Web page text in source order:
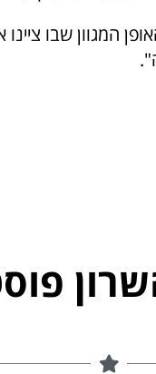
המגוון שבו ציינו